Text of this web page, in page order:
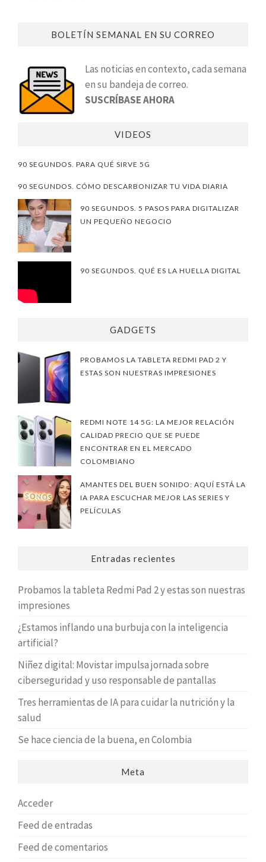
BOLETÍN SEMANAL EN SU CORREO
Las noticias en contexto, cada semana
en su bandeja de correo.
SUSCRÍBASE AHORA
VIDEOS
90 SEGUNDOS. PARA QUÉ SIRVE 5G
90 SEGUNDOS. CÓMO DESCARBONIZAR TU VIDA DIARIA
90 SEGUNDOS. 5 PASOS PARA DIGITALIZAR
UN PEQUEÑO NEGOCIO
90 SEGUNDOS. QUÉ ES LA HUELLA DIGITAL
GADGETS
PROBAMOS LA TABLETA REDMI PAD 2 Y
ESTAS SON NUESTRAS IMPRESIONES
REDMI NOTE 14 5G: LA MEJOR RELACIÓN
CALIDAD PRECIO QUE SE PUEDE
ENCONTRAR EN EL MERCADO
COLOMBIANO
AMANTES DEL BUEN SONIDO: AQUÍ ESTÁ LA
IA PARA ESCUCHAR MEJOR LAS SERIES Y
PELÍCULAS
Entradas recientes
Probamos la tableta Redmi Pad 2 y estas son nuestras
impresiones
¿Estamos inflando una burbuja con la inteligencia
artificial?
Niñez digital: Movistar impulsa jornada sobre
ciberseguridad y uso responsable de pantallas
Tres herramientas de IA para cuidar la nutrición y la
salud
Se hace ciencia de la buena, en Colombia
Meta
Acceder
Feed de entradas
Feed de comentarios